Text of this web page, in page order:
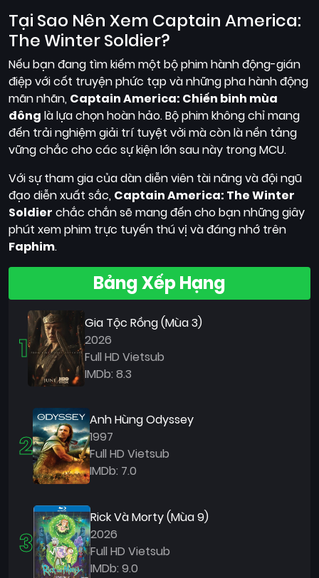
Tại Sao Nên Xem Captain America:
The Winter Soldier?
Nếu bạn đang tìm kiếm một bộ phim hành động-gián
điệp với cốt truyện phức tạp và những pha hành động
mãn nhãn, Captain America: Chiến binh mùa
đông là lựa chọn hoàn hảo. Bộ phim không chỉ mang
đến trải nghiệm giải trí tuyệt vời mà còn là nền tảng
vững chắc cho các sự kiện lớn sau này trong MCU.
Với sự tham gia của dàn diễn viên tài năng và đội ngũ
đạo diễn xuất sắc, Captain America: The Winter
Soldier chắc chắn sẽ mang đến cho bạn những giây
phút xem phim trực tuyến thú vị và đáng nhớ trên
Faphim.
Bảng Xếp Hạng
1
Gia Tộc Rồng (Mùa 3)
2026
Full HD Vietsub
IMDb: 8.3
2
Anh Hùng Odyssey
1997
Full HD Vietsub
IMDb: 7.0
3
Rick Và Morty (Mùa 9)
2026
Full HD Vietsub
IMDb: 9.0